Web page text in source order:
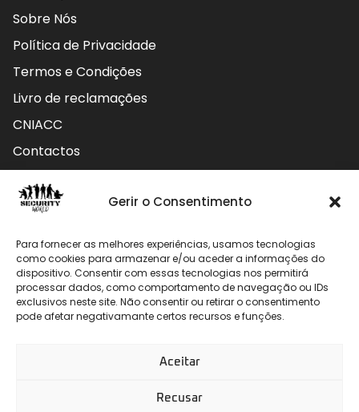
Gerir o Consentimento
Para fornecer as melhores experiências, usamos tecnologias
como cookies para armazenar e/ou aceder a informações do
dispositivo. Consentir com essas tecnologias nos permitirá
processar dados, como comportamento de navegação ou IDs
exclusivos neste site. Não consentir ou retirar o consentimento
pode afetar negativamante certos recursos e funções.
Aceitar
Recusar
Sobre Nós
Política de Privacidade
Termos e Condições
Livro de reclamações
CNIACC
Contactos
Contactos
912 009 740 (Chamada para rede móvel nacional)
geral@securityworld.pt